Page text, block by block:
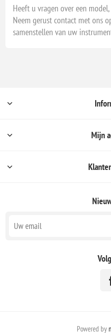
Heeft u vragen over een
Neem gerust contact met ons
samenstellen van uw
Mijn
Powered by